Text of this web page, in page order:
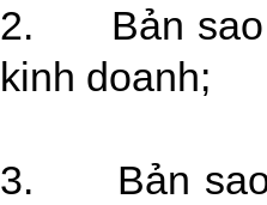
2. Bản sao
kinh doanh;
3. Bản sao